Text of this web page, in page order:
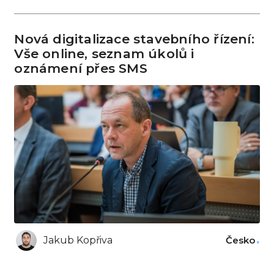
Nová digitalizace stavebního řízení:
Vše online, seznam úkolů i
oznámení přes SMS
Jakub Kopřiva Česko